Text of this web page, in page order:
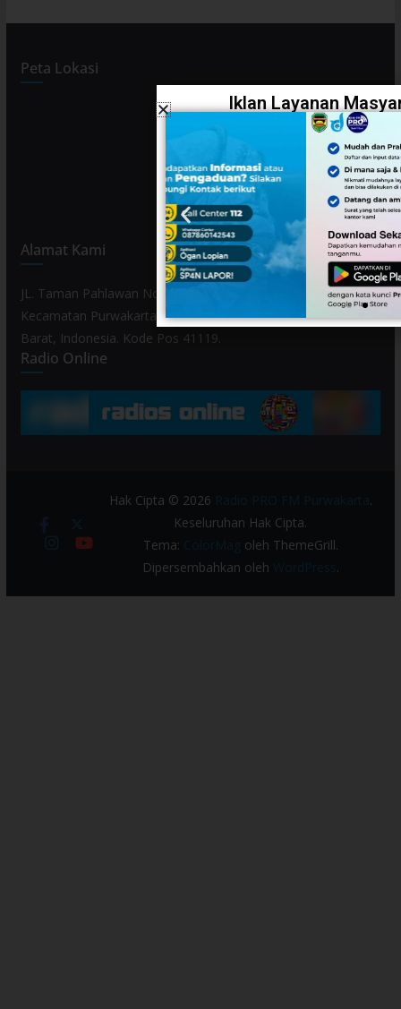
Peta Lokasi
Alamat Kami
JL. Taman Pahlawan No. 80, Kelurahan Purwamekar,
Kecamatan Purwakarta, Kabupaten Purwakarta, Provinsi Jawa
Barat, Indonesia. Kode Pos 41119.
Radio Online
Hak Cipta © 2026 Radio PRO FM Purwakarta.
Keseluruhan Hak Cipta.
Tema: ColorMagoleh ThemeGrill.
Dipersembahkan oleh WordPress .
Iklan Layanan